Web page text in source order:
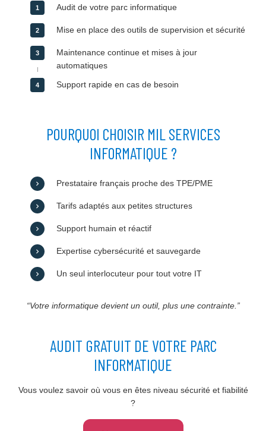
Audit de votre parc informatique
Mise en place des outils de supervision et sécurité
Maintenance continue et mises à jour
automatiques
Support rapide en cas de besoin
POURQUOI CHOISIR MIL SERVICES
INFORMATIQUE ?
Prestataire français proche des TPE/PME
Tarifs adaptés aux petites structures
Support humain et réactif
Expertise cybersécurité et sauvegarde
Un seul interlocuteur pour tout votre IT
“Votre informatique devient un outil, plus une contrainte.”
AUDIT GRATUIT DE VOTRE PARC
INFORMATIQUE
Vous voulez savoir où vous en êtes niveau sécurité et fiabilité
?